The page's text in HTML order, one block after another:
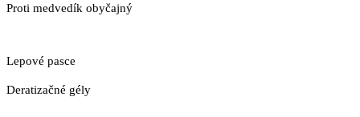
Proti medvedík obyčajný
Lepové pasce
Deratizačné gély